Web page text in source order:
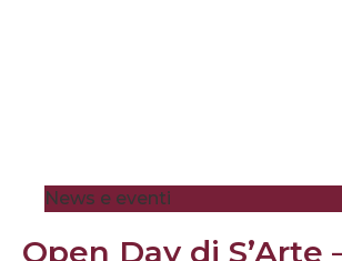
News e eventi
Open Day di S’Arte